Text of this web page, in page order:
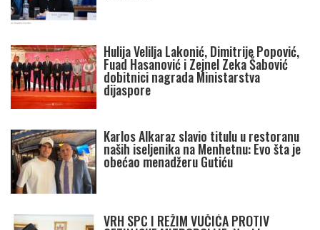
Hulija Velilja Lakonić, Dimitrije Popović,
Fuad Hasanović i Zejnel Zeka Šabović
dobitnici nagrada Ministarstva
dijaspore
Karlos Alkaraz slavio titulu u restoranu
naših iseljenika na Menhetnu: Evo šta je
obećao menadžeru Gutiću
VRH SPC I REŽIM VUČIĆA PROTIV